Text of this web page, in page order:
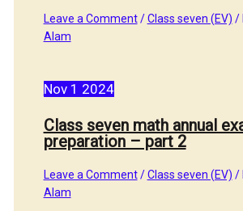
Leave a Comment /Class seven (EV) /
Alam
Nov 1 2024
Class seven math annual
preparation – part 2
Leave a Comment /Class seven (EV) /
Alam